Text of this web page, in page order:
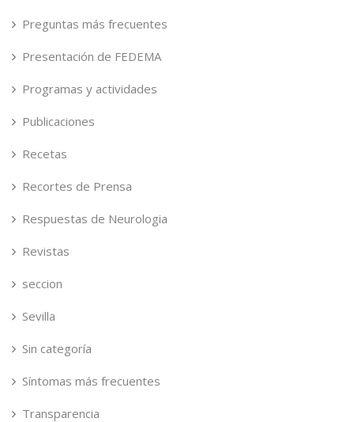
Preguntas más frecuentes
Presentación de FEDEMA
Programas y actividades
Publicaciones
Recetas
Recortes de Prensa
Respuestas de Neurologia
Revistas
seccion
Sevilla
Sin categoría
Síntomas más frecuentes
Transparencia